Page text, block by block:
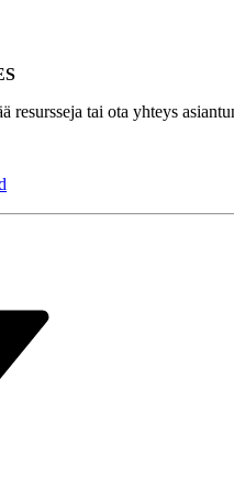
resursseja tai ota yhteys